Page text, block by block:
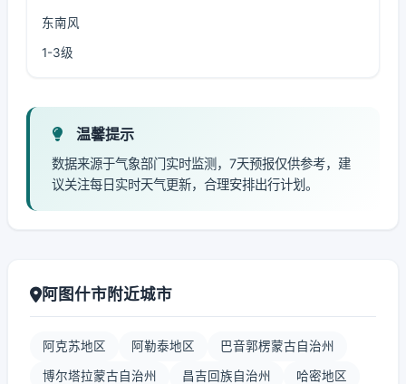
东南风
1-3级
温馨提示
数据来源于气象部门实时监测，7天预报仅供参考，建
议关注每日实时天气更新，合理安排出行计划。
阿图什市附近城市
阿克苏地区 阿勒泰地区 巴音郭楞蒙古自治州
博尔塔拉蒙古自治州 昌吉回族自治州 哈密地区